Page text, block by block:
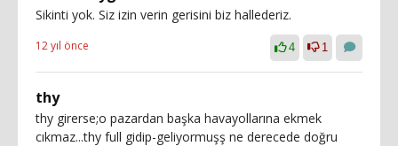
Sikinti yok. Siz izin verin gerisini biz hallederiz.
12 yıl önce 4 1
thy
thy girerse;o pazardan başka havayollarına ekmek
cıkmaz...thy full gidip-geliyormuşş ne derecede doğru